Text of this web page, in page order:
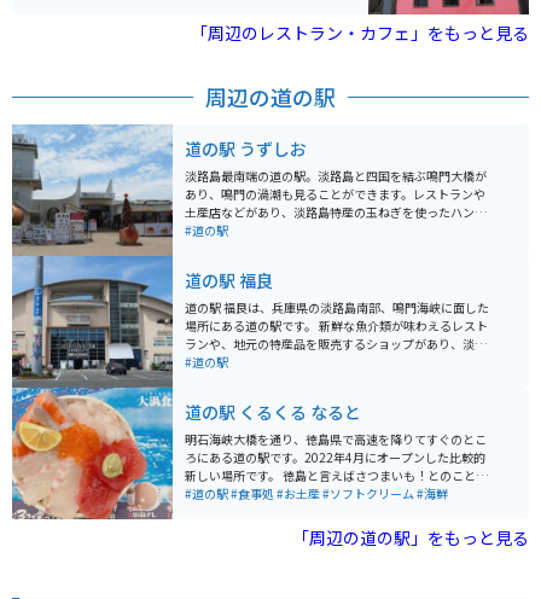
ています。どれもなかなかの美味しさですが、オススメ
は味噌ラーメンです。白飯のついた定食にしても値段は8「周辺のレストラン・カフェ」をもっと見る
周辺の道の駅
道の駅 うずしお
淡路島最南端の道の駅。淡路島と四国を結ぶ鳴門大橋が
あり、鳴門の渦潮も見ることができます。レストランや
土産店などがあり、淡路島特産の玉ねぎを使ったハンバ
ーガーなどが有名です。土日などの休日には車やバイク
ジソース〜」が看板メニューとして販売されています。
たまねぎの形のおっ玉チェアには、スマホ台が設置され
た写真撮影スポットがあります。また、リアルなたまね
ぎの皮柄のテーブルハウスでハンバーガーを食べるお客
さんでにぎわっています。駐車場から見る鳴門海峡のパ
#道の駅
道の駅 福良
道の駅 福良は、兵庫県の淡路島南部、鳴門海峡に面した
場所にある道の駅です。 新鮮な魚介類が味わえるレスト
ランや、地元の特産品を販売するショップがあり、淡路
島の味覚を楽しむことができます。また、鳴門海峡を望
バイクで訪れる場合、道の駅には広い駐車場が完備され
ているので安心です。淡路島南部の海岸線を走る快適な
ツーリングコースの休憩地点としても最適です。周辺に
は、世界最長の吊り橋である明石海峡大橋や、淡路島モ
ンキーセンターなど、観光スポットも点在しています。
玉ねぎを使用した「淡路島オニオンチップス」などが人
#道の駅
道の駅 くるくる なると
明石海峡大橋を通り、徳島県で高速を降りてすぐのとこ
ろにある道の駅です。2022年4月にオープンした比較的
新しい場所です。 徳島と言えばさつまいも！とのことで
入り口には巨大なさつまいものモニュメントがあり、写
やお土産、野菜、デザートなどたくさん売っています。
店内で食べれる海鮮丼は人気で種類も豊富で新鮮です。
#道の駅#食事処 #お土産#ソフトクリーム#海鮮
「周辺の道の駅」をもっと見る